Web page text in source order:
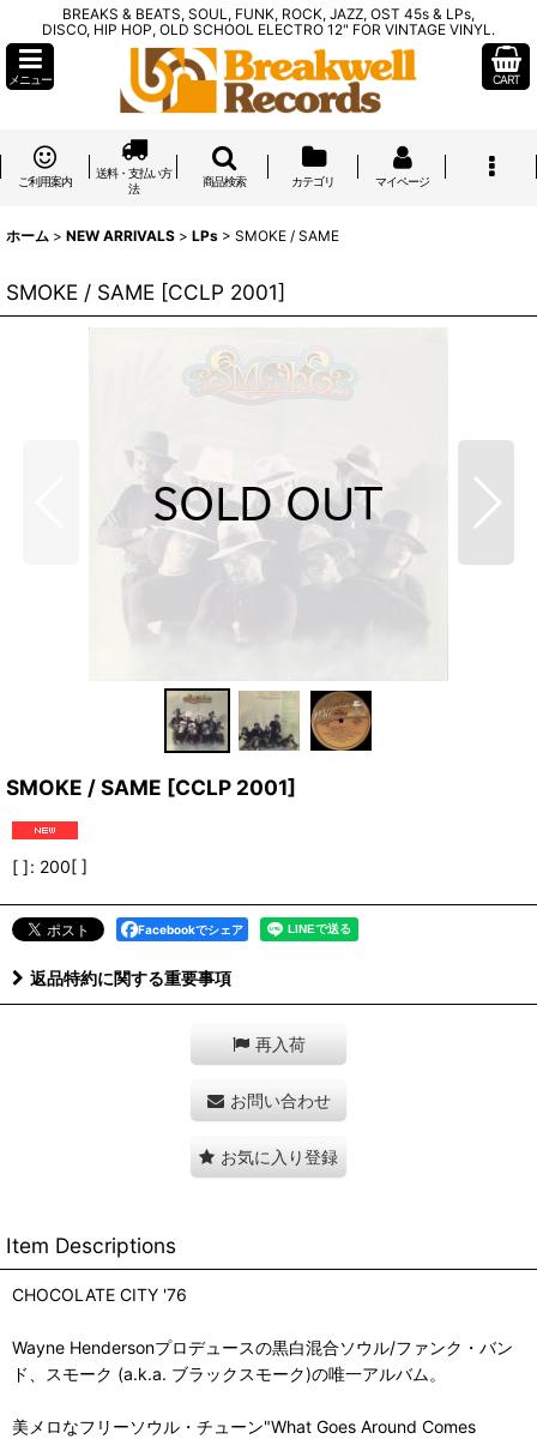
BREAKS & BEATS, SOUL, FUNK, ROCK, JAZZ, OST 45s & LPs,
DISCO, HIP HOP, OLD SCHOOL ELECTRO 12" FOR VINTAGE VINYL.
メニュー CART
ご利用案内
送料・支払い方
法
商品検索 カテゴリ マイページ
ホーム > NEW ARRIVALS > LPs > SMOKE / SAME
SMOKE / SAME [CCLP 2001]
SMOKE / SAME [CCLP 2001]
[ ]: 200[ ]
Facebookでシェア
返品特約に関する重要事項
再入荷
お問い合わせ
お気に入り登録
Item Descriptions
CHOCOLATE CITY '76
Wayne Hendersonプロデュースの黒白混合ソウル/ファンク・バン
ド、スモーク (a.k.a. ブラックスモーク)の唯一アルバム。
美メロなフリーソウル・チューン"What Goes Around Comes